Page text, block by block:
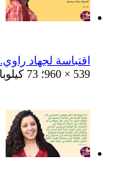
اقتباسة لجهاد راوي.jpg
960 × 539؛ 73 كيلوبايت